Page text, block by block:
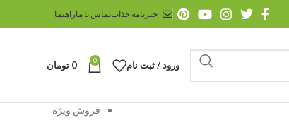
خبرنامه جذابتماس با ماراهنما
ورود / ثبت نام 0
0 تومان
فروش ویژه